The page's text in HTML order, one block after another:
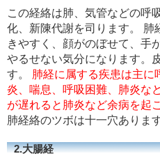
この経絡は肺、気管などの呼
化、新陳代謝を司ります。 肺
きやすく、顔がのぼせて、手
やるせない気分になります。
す。 肺経に属する疾患は主に
炎、喘息、呼吸困難、肺炎な
が遅れると肺炎など余病を起
肺経絡のツボは十一穴あります
2.大腸経